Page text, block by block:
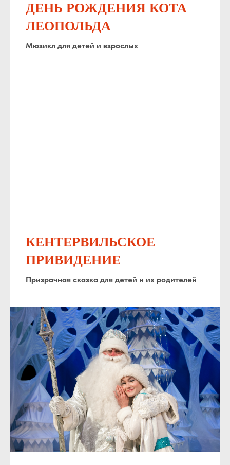
ДЕНЬ РОЖДЕНИЯ КОТА
ЛЕОПОЛЬДА
Мюзикл для детей и взрослых
КЕНТЕРВИЛЬСКОЕ
ПРИВИДЕНИЕ
Призрачная сказка для детей и их родителей